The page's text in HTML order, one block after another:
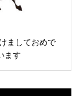
ましておめで
ます